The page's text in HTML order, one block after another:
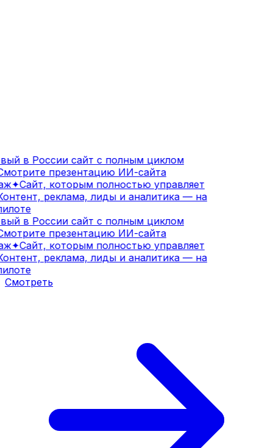
в России сайт с полным циклом
презентацию ИИ-сайта
✦Сайт, которым полностью управляет
реклама, лиды и аналитика — на
в России сайт с полным циклом
презентацию ИИ-сайта
✦Сайт, которым полностью управляет
реклама, лиды и аналитика — на
Смотреть